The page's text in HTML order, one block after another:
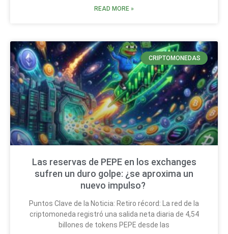
READ MORE »
CRIPTOMONEDAS
Las reservas de PEPE en los exchanges
sufren un duro golpe: ¿se aproxima un
nuevo impulso?
Puntos Clave de la Noticia: Retiro récord: La red de la
criptomoneda registró una salida neta diaria de 4,54
billones de tokens PEPE desde las